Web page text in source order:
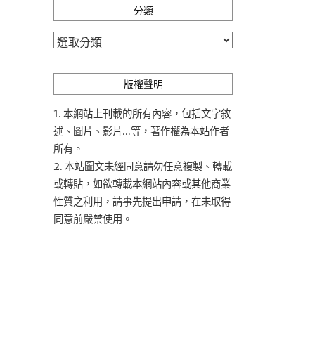
分類
分
版權聲明
1. 本網站上刊載的所有內容，包括文字敘
述、圖片、影片...等，著作權為本站作者
所有。
2. 本站圖文未經同意請勿任意複製、轉載
或轉貼，如欲轉載本網站內容或其他商業
性質之利用，請事先提出申請，在未取得
同意前嚴禁使用。